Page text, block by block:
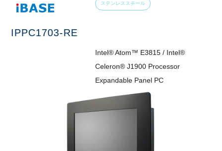
ステンレススチール
IPPC1703-RE
Intel® Atom™ E3815 / Intel®
Celeron® J1900 Processor
Expandable Panel PC